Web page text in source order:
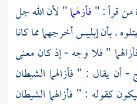
من قرأ : "فأزلهما" لأن الله جل
. بأن إبليس أخرجهما مما كانا
" فلا وجه - إذ كان معنى
- أن يقال : " فأزالهما الشيطان
كقوله : " فأزالهما الشيطان